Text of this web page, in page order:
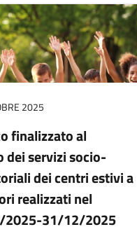
2025
finalizzato al
dei servizi socio-
dei centri estivi a
realizzati nel
2025-31/12/2025